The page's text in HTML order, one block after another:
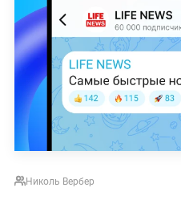
Николь Вербер